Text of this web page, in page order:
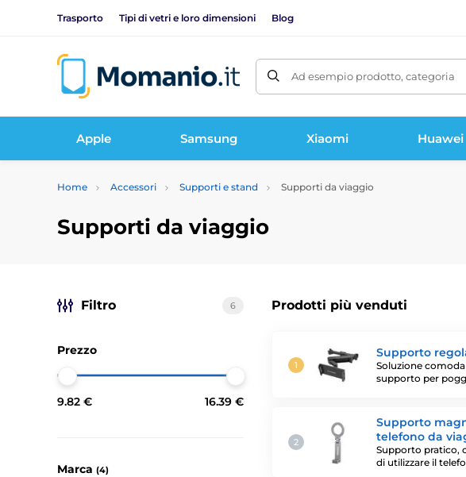
Trasporto Tipi di vetri e loro dimensioni Blog
Ad esempio prodotto, categoria
Apple Samsung Xiaomi Huawei
Home Accessori Supporti e stand Supporti da viaggio
Supporti da viaggio
Prodotti più venduti
Supporto
Soluzione
supporto per
Supporto
telefono da
Supporto pratico,
di utilizzare il
Filtro 6
Prezzo
9.82 € 16.39 €
Marca (4)